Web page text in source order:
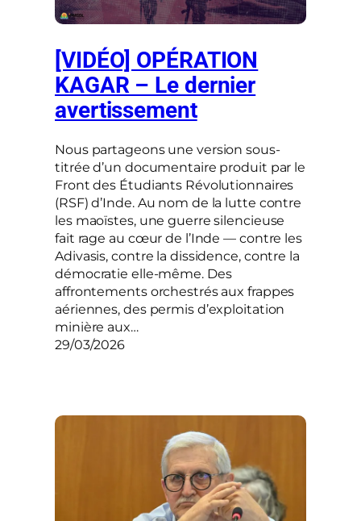
[VIDÉO] OPÉRATION
KAGAR – Le dernier
avertissement
Nous partageons une version sous-
titrée d’un documentaire produit par le
Front des Étudiants Révolutionnaires
(RSF) d’Inde. Au nom de la lutte contre
les maoïstes, une guerre silencieuse
fait rage au cœur de l’Inde — contre les
Adivasis, contre la dissidence, contre la
démocratie elle-même. Des
affrontements orchestrés aux frappes
aériennes, des permis d’exploitation
minière aux…
29/03/2026